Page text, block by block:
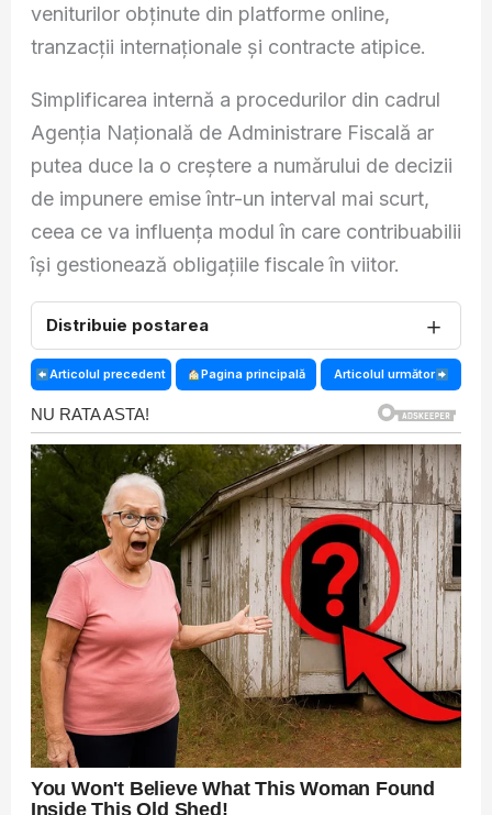
veniturilor obținute din platforme online,
tranzacții internaționale și contracte atipice.
Simplificarea internă a procedurilor din cadrul
Agenția Națională de Administrare Fiscală ar
putea duce la o creștere a numărului de decizii
de impunere emise într-un interval mai scurt,
ceea ce va influența modul în care contribuabilii
își gestionează obligațiile fiscale în viitor.
Distribuie postarea ＋
Articolul precedent Pagina principală Articolul următor